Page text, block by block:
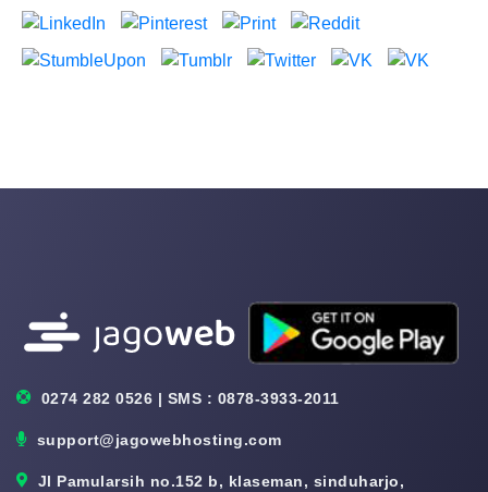
0274 282 0526 | SMS : 0878-3933-2011
support@jagowebhosting.com
Jl Pamularsih no.152 b, klaseman, sinduharjo,